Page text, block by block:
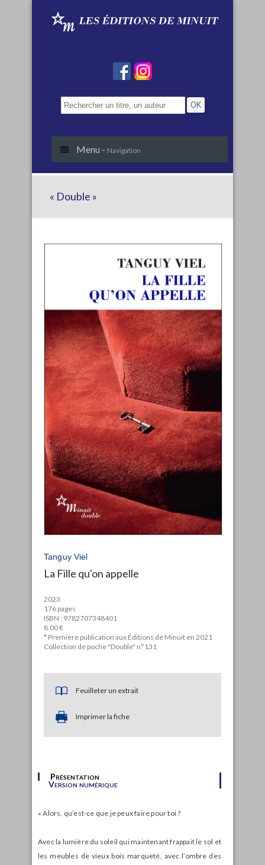
Menu - Navigation
« Double »
Tanguy Viel
La Fille qu'on appelle
2023
176 pages
ISBN : 9782707348401
8.00 €
* Première publication aux Éditions de Minuit en 2021
Collection de poche "Double" n°131
Feuilleter un extrait
Imprimer la fiche
Présentation
Version numérique
« Alors, qu’est-ce que je peux faire pour toi ?
Avec la lumière du soleil qui maintenant frappait le sol et
les meubles de vieux bois marqueté, avec l’ombre des